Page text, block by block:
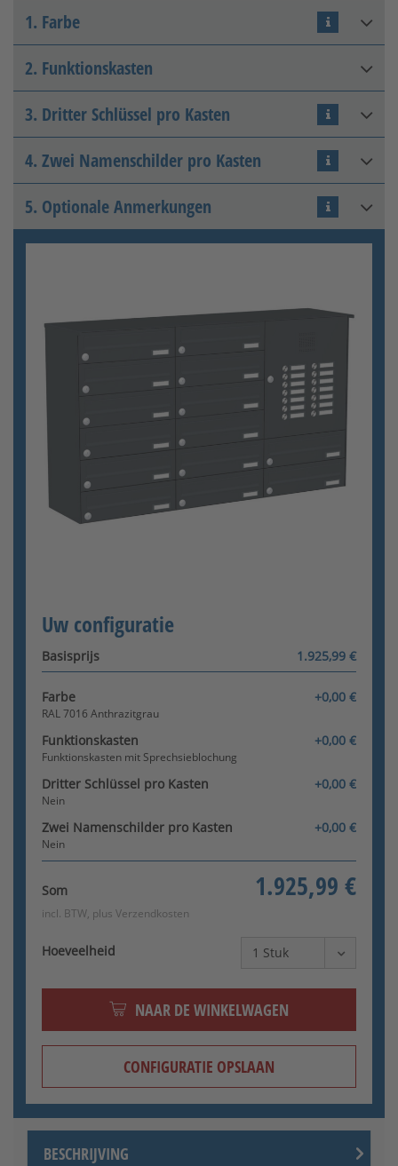
1. Farbe
RAL 9016 Verkehrsweiß
RAL Wunschfarbe
[+89,00 €]
2. Funktionskasten
Funktionskasten mit
Sprechsieblochung
Funktionskasten mit Comelit
Video
[+5.318,00 €]
3. Dritter Schlüssel pro Kasten
Zusatzschlüssel
4. Zwei Namenschilder pro Kasten
Zusatznamensschild
5. Optionale Anmerkungen
Uw configuratie
Basisprijs 1.925,99 €
Farbe +0,00 €
RAL 7016 Anthrazitgrau
Funktionskasten +0,00 €
Funktionskasten mit Sprechsieblochung
Dritter Schlüssel pro Kasten +0,00 €
Nein
Zwei Namenschilder pro Kasten +0,00 €
Nein
Som 1.925,99 €
incl. BTW, plus Verzendkosten
Hoeveelheid
NAAR DE WINKELWAGEN
CONFIGURATIE OPSLAAN
BESCHRIJVING